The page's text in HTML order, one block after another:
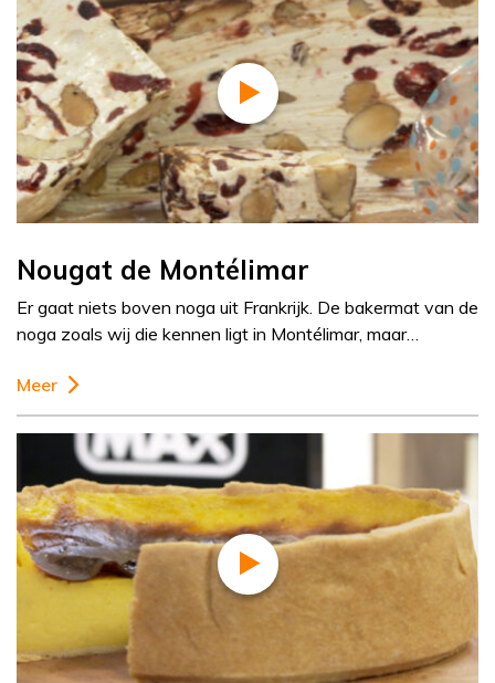
Nougat de Montélimar
Er gaat niets boven noga uit Frankrijk. De bakermat van de
noga zoals wij die kennen ligt in Montélimar, maar…
Meer